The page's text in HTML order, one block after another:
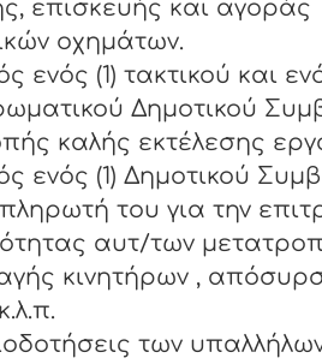
επισκευής και αγοράς
οχημάτων.
ενός (1) τακτικού και
Δημοτικού
καλής εκτέλεσης
ενός (1) Δημοτικού
του για την
αυτ/των
κινητήρων ,
των